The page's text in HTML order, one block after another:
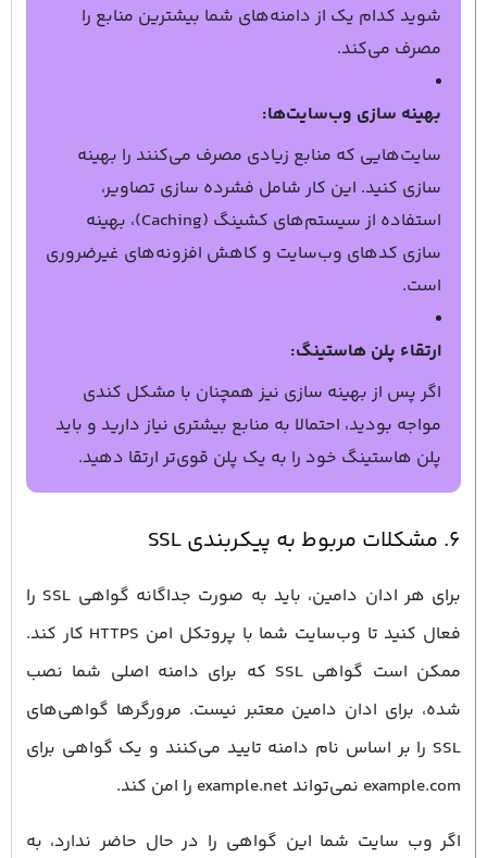
شوید کدام یک از دامنه‌های شما بیشترین منابع را
مصرف می‌کند.
بهینه‌ سازی وب‌سایت‌ها:
سایت‌هایی که منابع زیادی مصرف می‌کنند را بهینه
‌سازی کنید. این کار شامل فشرده ‌سازی تصاویر،
استفاده از سیستم‌های کشینگ (Caching)، بهینه‌
سازی کدهای وب‌سایت و کاهش افزونه‌های غیرضروری
است.
ارتقاء پلن هاستینگ:
اگر پس از بهینه ‌سازی نیز همچنان با مشکل کندی
مواجه بودید، احتمالا به منابع بیشتری نیاز دارید و باید
پلن هاستینگ خود را به یک پلن قوی‌تر ارتقا دهید.
۶. مشکلات مربوط به پیکربندی SSL
برای هر ادان دامین، باید به صورت جداگانه گواهی SSL را
فعال کنید تا وب‌سایت شما با پروتکل امن HTTPS کار کند.
ممکن است گواهی SSL که برای دامنه اصلی شما نصب
شده، برای ادان دامین معتبر نیست. مرورگرها گواهی‌های
SSL را بر اساس نام دامنه تایید می‌کنند و یک گواهی برای
example.com نمی‌تواند example.net را امن کند.
اگر وب سایت شما این گواهی را در حال حاضر ندارد، به